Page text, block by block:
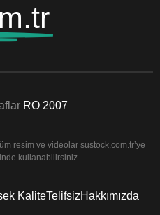
RO 2007
resim ve videolar sustock.com.tr’ye
kullanabilirsiniz.
KaliteTelifsizHakkımızda